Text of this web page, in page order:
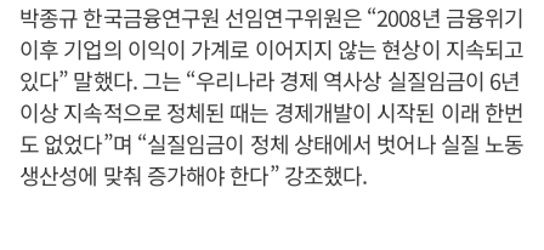
박종규 한국금융연구원 선임연구위원은 “2008년 금융위기
이후 기업의 이익이 가계로 이어지지 않는 현상이 지속되고
있다” 말했다. 그는 “우리나라 경제 역사상 실질임금이 6년
이상 지속적으로 정체된 때는 경제개발이 시작된 이래 한번
도 없었다”며 “실질임금이 정체 상태에서 벗어나 실질 노동
생산성에 맞춰 증가해야 한다” 강조했다.